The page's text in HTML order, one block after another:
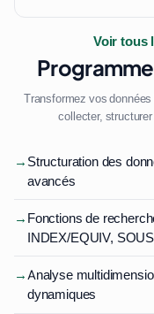
Voir tous
Transformez vos
collecter,
→ Structuration des
avancés
→ Fonctions de
INDEX/EQUIV,
→Analyse
dynamiques